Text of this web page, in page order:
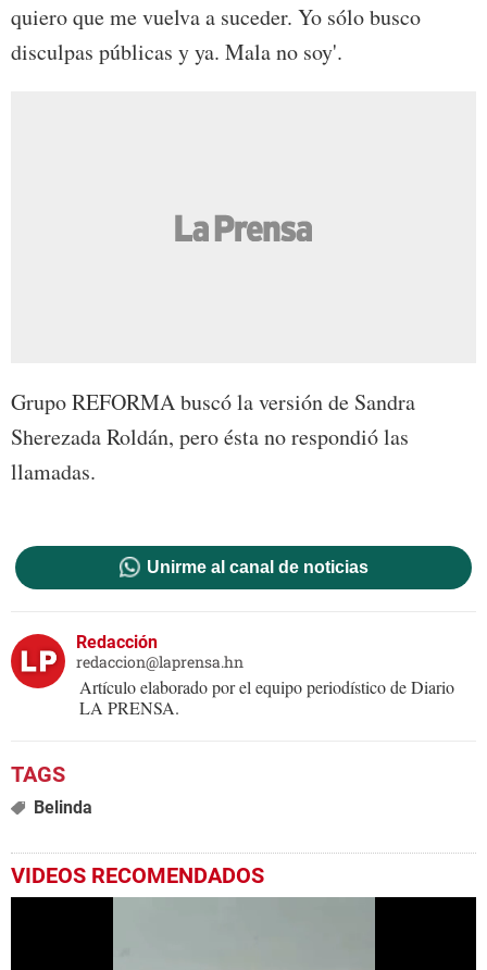
quiero que me vuelva a suceder. Yo sólo busco
disculpas públicas y ya. Mala no soy'.
Grupo REFORMA buscó la versión de Sandra
Sherezada Roldán, pero ésta no respondió las
llamadas.
Unirme al canal de noticias
Redacción
redaccion@laprensa.hn
Artículo elaborado por el equipo periodístico de Diario
LA PRENSA.
Belinda
VIDEOS RECOMENDADOS